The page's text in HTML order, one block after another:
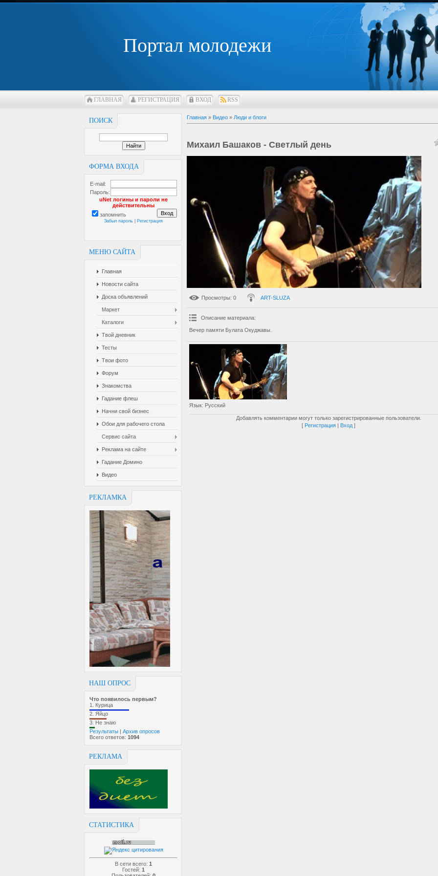
Портал молодежи
ГЛАВНАЯ РЕГИСТРАЦИЯ ВХОД RSS
ПОИСК
ФОРМА ВХОДА
E-mail:
Пароль:
uNet логины и пароли не
действительны
запомнить
Забыл пароль Регистрация
МЕНЮ САЙТА
Главная
Новости сайта
Доска объявлений
Маркет
Каталоги
Твой дневник
Тесты
Твои фото
Форум
Знакомства
Гадание флеш
Начни свой бизнес
Обои для рабочего стола
Сервис сайта
Реклама на сайте
Гадание Домино
Видео
РЕКЛАМКА
НАШ ОПРОС
Что появилось первым?
1. Курица
2. Яйцо
3. Не знаю
Результаты | Архив опросов
Всего ответов: 1094
РЕКЛАМА
СТАТИСТИКА
В сети всего: 1
Гостей: 1
Главная » Видео » Люди и блоги
Михаил Башаков - Светлый день
Просмотры: 0 ART-SLUZA
Описание материала:
Вечер памяти Булата Окуджавы.
Язык: Русский
Добавлять комментарии могут только зарегистрированные пользователи.
[ Регистрация | Вход ]